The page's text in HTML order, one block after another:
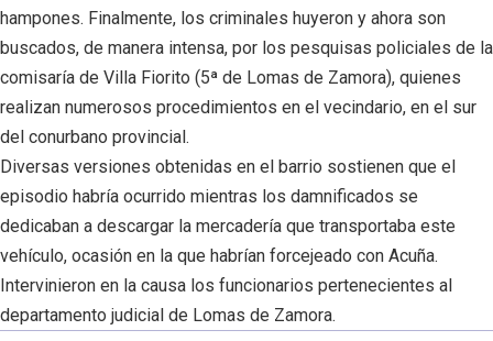
hampones. Finalmente, los criminales huyeron y ahora son
buscados, de manera intensa, por los pesquisas policiales de la
comisaría de Villa Fiorito (5ª de Lomas de Zamora), quienes
realizan numerosos procedimientos en el vecindario, en el sur
del conurbano provincial.
Diversas versiones obtenidas en el barrio sostienen que el
episodio habría ocurrido mientras los damnificados se
dedicaban a descargar la mercadería que transportaba este
vehículo, ocasión en la que habrían forcejeado con Acuña.
Intervinieron en la causa los funcionarios pertenecientes al
departamento judicial de Lomas de Zamora.